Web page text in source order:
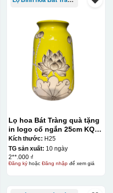
Lọ hoa Bát Tràng quà tặng
in logo cổ ngắn 25cm KQ-
LH02
Kích thước: H25
TG sản xuất: 10 ngày
2**.000 ₫
Đăng kýhoặc Đăng nhậpđể xem giá